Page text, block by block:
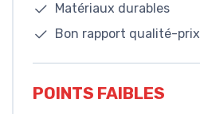
Matériaux durables
Bon rapport qualité-prix
POINTS FAIBLES